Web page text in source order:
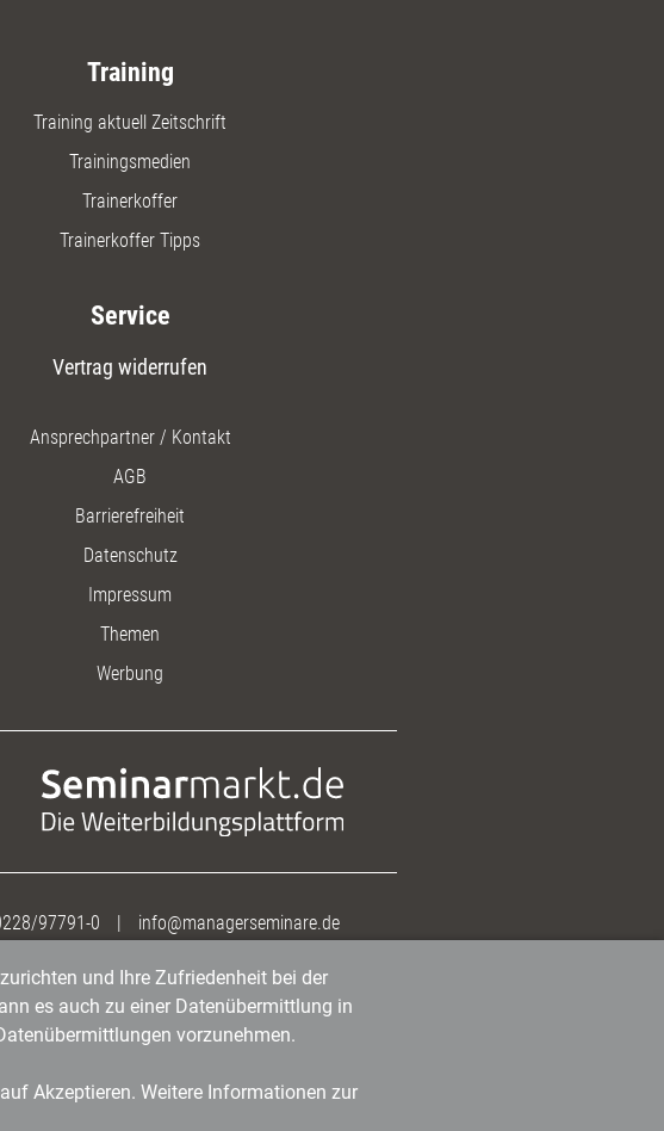
Training
Training aktuell Zeitschrift
Trainingsmedien
Trainerkoffer
Trainerkoffer Tipps
Service
Vertrag widerrufen
Ansprechpartner / Kontakt
AGB
Barrierefreiheit
Datenschutz
Impressum
Themen
Werbung
97791-0 | info@managerseminare.de
und Ihre Zufriedenheit bei der
es auch zu einer Datenübermittlung in
vorzunehmen.
Akzeptieren. Weitere Informationen zur